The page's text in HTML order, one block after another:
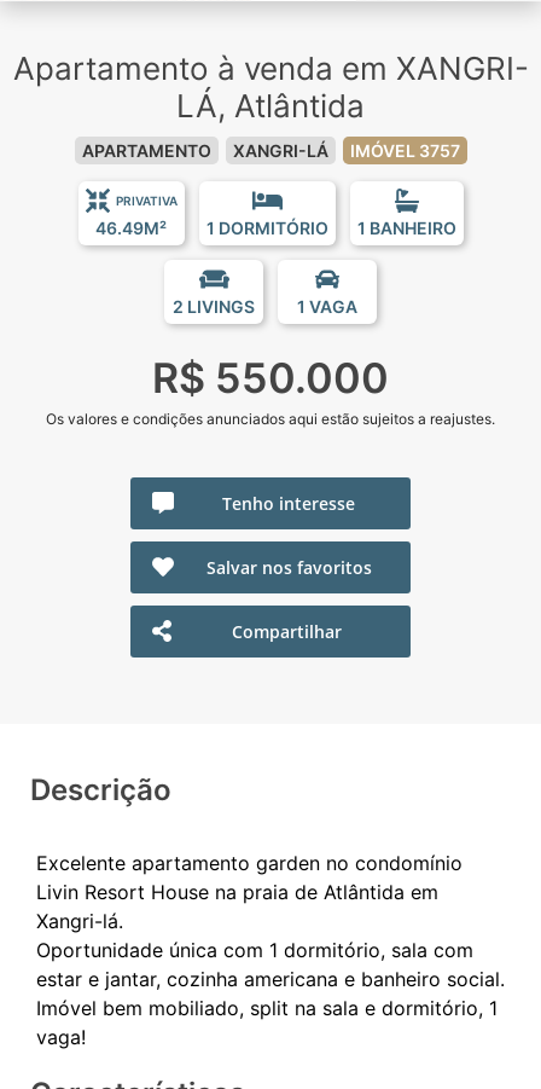
Apartamento à venda em XANGRI-
LÁ, Atlântida
APARTAMENTO XANGRI-LÁ IMÓVEL 3757
PRIVATIVA
46.49M² 1 DORMITÓRIO 1 BANHEIRO
2 LIVINGS 1 VAGA
R$ 550.000
Os valores e condições anunciados aqui estão sujeitos a reajustes.
Tenho interesse
Salvar nos favoritos
Compartilhar
Descrição
Excelente apartamento garden no condomínio
Livin Resort House na praia de Atlântida em
Xangri-lá.
Oportunidade única com 1 dormitório, sala com
estar e jantar, cozinha americana e banheiro social.
Imóvel bem mobiliado, split na sala e dormitório, 1